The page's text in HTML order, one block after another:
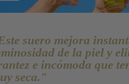
suero mejora
de la piel y
e incómoda que
seca."